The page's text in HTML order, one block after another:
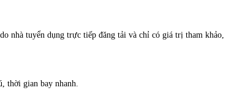
nhà tuyển dụng trực tiếp đăng tải và chỉ có giá trị tham khảo,
thời gian bay nhanh.